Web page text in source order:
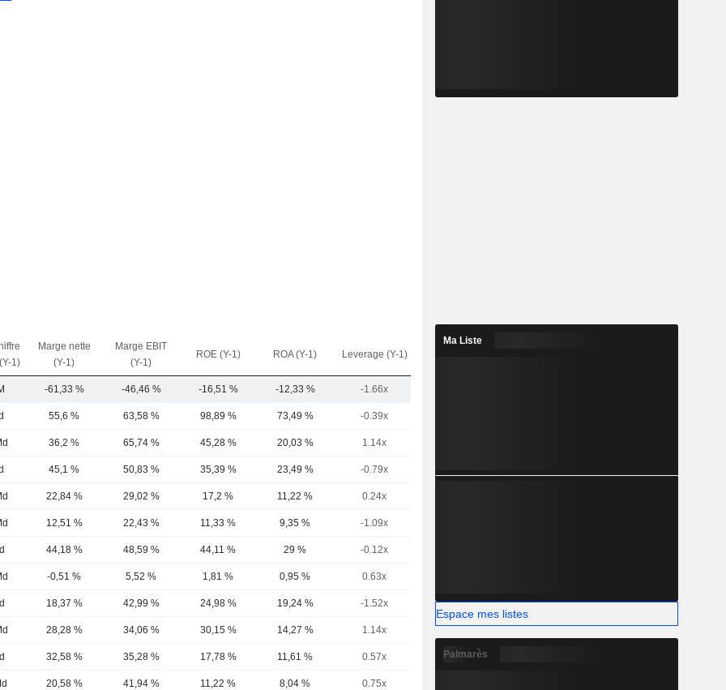
1)
Marge nette
(Y-1)
Marge EBIT
(Y-1)
ROE (Y-1) ROA (Y-1) Leverage (Y-1)
-61,33 % -46,46 % -16,51 % -12,33 % -1.66x
55,6 % 63,58 % 98,89 % 73,49 % -0.39x
36,2 % 65,74 % 45,28 % 20,03 % 1.14x
45,1 % 50,83 % 35,39 % 23,49 % -0.79x
22,84 % 29,02 % 17,2 % 11,22 % 0.24x
12,51 % 22,43 % 11,33 % 9,35 % -1.09x
44,18 % 48,59 % 44,11 % 29 % -0.12x
-0,51 % 5,52 % 1,81 % 0,95 % 0.63x
18,37 % 42,99 % 24,98 % 19,24 % -1.52x
28,28 % 34,06 % 30,15 % 14,27 % 1.14x
32,58 % 35,28 % 17,78 % 11,61 % 0.57x
20,58 % 41,94 % 11,22 % 8,04 % 0.75x
Ma Liste
Espace mes listes
Palmarès